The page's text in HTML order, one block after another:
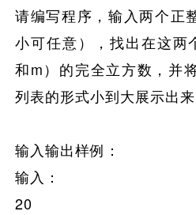
请编写程序，输入两个正
小可任意）
，找出在这两
和m） 的完全立方数，并
列表的形式小到大展示出来
输入输出样例：
输入：
20